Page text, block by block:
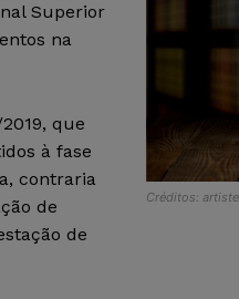
Créditos:
Superior
na
que
à fase
contraria
de
de